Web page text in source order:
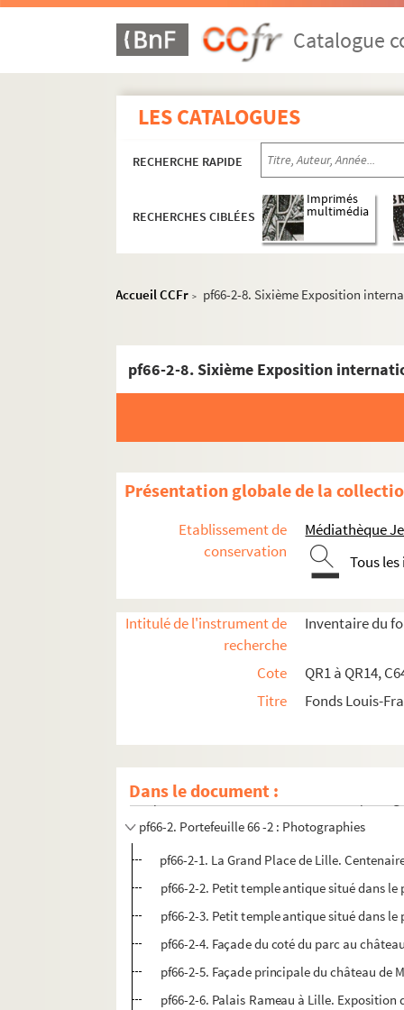
Catalogue
LES CATALOGUES
RECHERCHE RAPIDE
RECHERCHES CIBLÉES
Imprimés
multimédia
Accueil CCFr > pf66-2-8. Sixième Exposition
pf66-2-8. Sixième Exposition
Présentation globale de la
Etablissement de
conservation
Médiathèque
Tous
Intitulé de l'instrument de
recherche
Inventaire du
Cote
QR1 à QR14,
Titre
Fonds Louis-
Dans le document :
qr1. Collections bibliographiques -
qr2. Eléments biographiques de personnages
qr7-bis. Cartes des 17e et 18e siècles
qr9. Documents divers
qr11. Factum issus du Don rombaut
qr12. Menus
qr4. Documents anciens : Arrondissement de
qr13. Documents Quarré-Reybourbon
c64-3. Carton 64-3 : Lithographies de
pf65. Portefeuille 65 : Pièces concernant la
pf66-1. Portefeuille 66-1 : Gravures et
pf66-2. Portefeuille 66 -2 : Photographies
pf66-2-1. La Grand Place de Lille.
pf66-2-2. Petit temple antique situé dans
pf66-2-3. Petit temple antique situé dans
pf66-2-4. Façade du coté du parc au
pf66-2-5. Façade principale du château de
pf66-2-6. Palais Rameau à Lille. Exposition